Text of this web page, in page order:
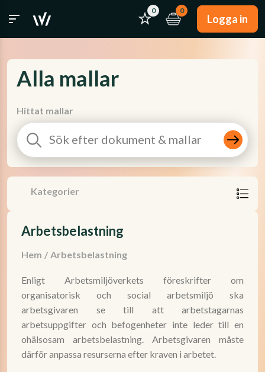
0 0
Logga in
Alla mallar
Hittat mallar
Kategorier
Arbetsbelastning
Hem / Arbetsbelastning
Enligt Arbetsmiljöverkets föreskrifter om
organisatorisk och social arbetsmiljö ska
arbetsgivaren se till att arbetstagarnas
arbetsuppgifter och befogenheter inte leder till en
ohälsosam arbetsbelastning. Arbetsgivaren måste
därför anpassa resurserna efter kraven i arbetet.